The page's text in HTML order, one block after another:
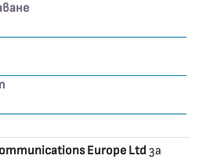
Europe Ltdза